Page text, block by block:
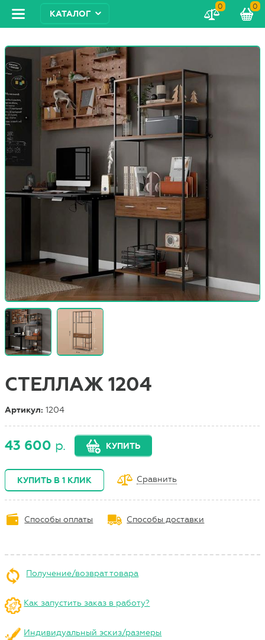
КАТАЛОГ
0 0
СТЕЛЛАЖ 1204
Артикул:1204
43 600 р. КУПИТЬ
КУПИТЬ В 1 КЛИК Сравнить
Способы оплаты Способы доставки
Получение/возврат товара
Как запустить заказ в работу?
Индивидуальный эскиз/размеры